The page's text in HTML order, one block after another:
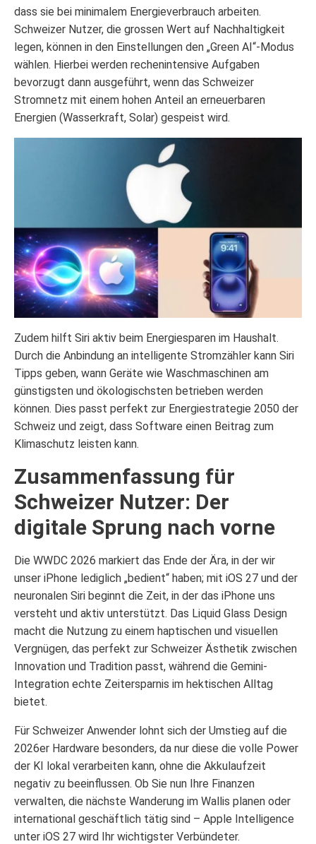
dass sie bei minimalem Energieverbrauch arbeiten.
Schweizer Nutzer, die grossen Wert auf Nachhaltigkeit
legen, können in den Einstellungen den „Green AI“-Modus
wählen. Hierbei werden rechenintensive Aufgaben
bevorzugt dann ausgeführt, wenn das Schweizer
Stromnetz mit einem hohen Anteil an erneuerbaren
Energien (Wasserkraft, Solar) gespeist wird.
Zudem hilft Siri aktiv beim Energiesparen im Haushalt.
Durch die Anbindung an intelligente Stromzähler kann Siri
Tipps geben, wann Geräte wie Waschmaschinen am
günstigsten und ökologischsten betrieben werden
können. Dies passt perfekt zur Energiestrategie 2050 der
Schweiz und zeigt, dass Software einen Beitrag zum
Klimaschutz leisten kann.
Zusammenfassung für
Schweizer Nutzer: Der
digitale Sprung nach vorne
Die WWDC 2026 markiert das Ende der Ära, in der wir
unser iPhone lediglich „bedient“ haben; mit iOS 27 und der
neuronalen Siri beginnt die Zeit, in der das iPhone uns
versteht und aktiv unterstützt. Das Liquid Glass Design
macht die Nutzung zu einem haptischen und visuellen
Vergnügen, das perfekt zur Schweizer Ästhetik zwischen
Innovation und Tradition passt, während die Gemini-
Integration echte Zeitersparnis im hektischen Alltag
bietet.
Für Schweizer Anwender lohnt sich der Umstieg auf die
2026er Hardware besonders, da nur diese die volle Power
der KI lokal verarbeiten kann, ohne die Akkulaufzeit
negativ zu beeinflussen. Ob Sie nun Ihre Finanzen
verwalten, die nächste Wanderung im Wallis planen oder
international geschäftlich tätig sind – Apple Intelligence
unter iOS 27 wird Ihr wichtigster Verbündeter.